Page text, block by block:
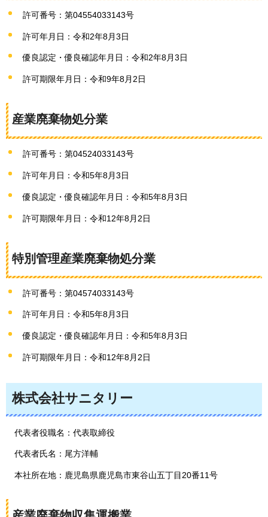
許可番号：第04554033143号
許可年月日：令和2年8月3日
優良認定・優良確認年月日：令和2年8月3日
許可期限年月日：令和9年8月2日
産業廃棄物処分業
許可番号：第04524033143号
許可年月日：令和5年8月3日
優良認定・優良確認年月日：令和5年8月3日
許可期限年月日：令和12年8月2日
特別管理産業廃棄物処分業
許可番号：第04574033143号
許可年月日：令和5年8月3日
優良認定・優良確認年月日：令和5年8月3日
許可期限年月日：令和12年8月2日
株式会社サニタリー
代表者役職名：代表取締役
代表者氏名：尾方洋輔
本社所在地：鹿児島県鹿児島市東谷山五丁目20番11号